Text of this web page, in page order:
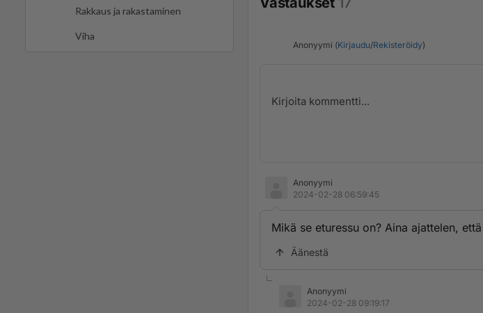
Rakkaus ja rakastaminen
Viha
Anonyymi (Kirjaudu/Rekisteröidy)
Anonyymi
2024-02-28 06:59:45
Mikä se eturessu on? Aina ajattelen,
Äänestä
Anonyymi
2024-02-28 09:19:17